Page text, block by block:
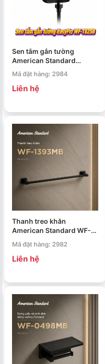
Sen tắm gắn tường
American Standard
EasyFlo WF-T825B
Mã đặt hàng: 2984
Liên hệ
Thanh treo khăn
American Standard WF-
Mã đặt hàng: 2982
Liên hệ